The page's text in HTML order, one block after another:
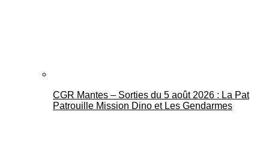
CGR Mantes – Sorties du 5 août 2026 : La Pat
Patrouille Mission Dino et Les Gendarmes